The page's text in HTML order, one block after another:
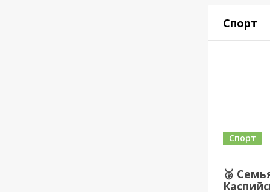
Спорт
🥉
Спорт